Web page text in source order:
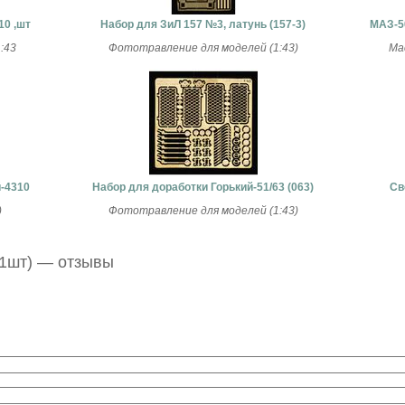
,шт
Набор для ЗиЛ 157 №3, латунь (157-3)
Фототравление для моделей (1:43)
МАЗ-
4310
Набор для доработки Горький-51/63 (063)
Фототравление для моделей (1:43)
— отзывы